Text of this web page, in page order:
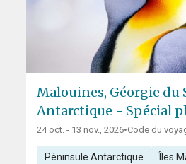
Malouines, Géorgie du
Antarctique - Spécial
24 oct. - 13 nov., 2026•Code du
Péninsule Antarctique Îles